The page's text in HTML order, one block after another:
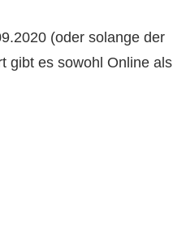
(oder solange der
gibt es sowohl Online als